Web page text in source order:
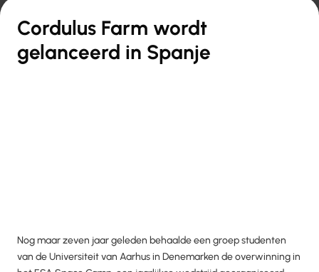
Cordulus Farm wordt
gelanceerd in Spanje
Nog maar zeven jaar geleden behaalde een groep studenten
van de Universiteit van Aarhus in Denemarken de overwinning in